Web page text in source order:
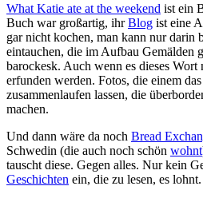
What Katie ate at the weekend ist ein
Buch war großartig, ihrBlog ist eine
gar nicht kochen, man kann nur darin
eintauchen, die im Aufbau Gemälden
barockesk. Auch wenn es dieses
erfunden werden. Fotos, die einem
zusammenlaufen lassen, die
machen.
Und dann wäre da noch Bread
Schwedin (die auch noch schön wohnt
tauscht diese. Gegen alles. Nur kein
Geschichten ein, die zu lesen, es lohnt.